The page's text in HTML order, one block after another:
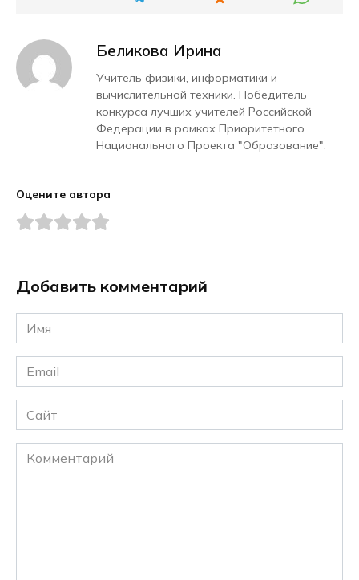
Беликова Ирина
Учитель физики, информатики и
вычислительной техники. Победитель
конкурса лучших учителей Российской
Федерации в рамках Приоритетного
Национального Проекта "Образование".
Оцените автора
Добавить комментарий
Имя
*
Email
*
Сайт
Комментарий